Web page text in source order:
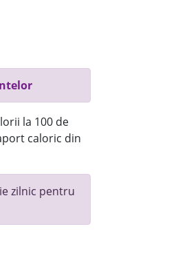
la 100 de
caloric din
zilnic pentru